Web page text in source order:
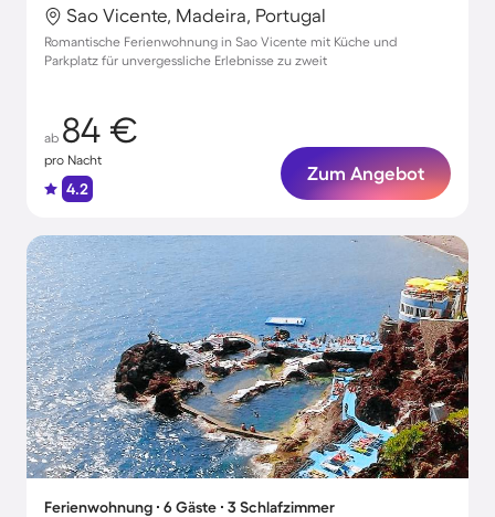
Sao Vicente, Madeira, Portugal
Romantische Ferienwohnung in Sao Vicente mit Küche und
Parkplatz für unvergessliche Erlebnisse zu zweit
ab 84 €
pro Nacht
4.2
Zum Angebot
Ferienwohnung ∙ 6 Gäste ∙ 3 Schlafzimmer